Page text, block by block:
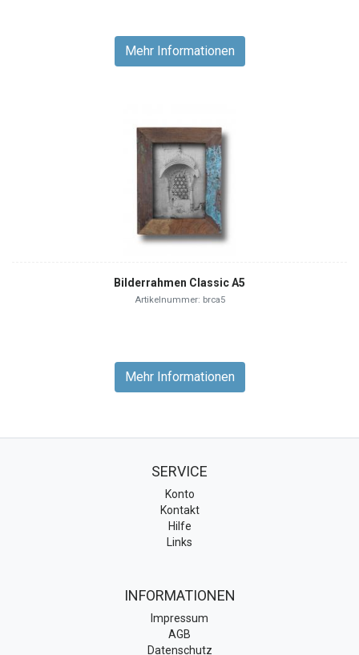
Mehr Informationen
Bilderrahmen Classic A5
Artikelnummer: brca5
Mehr Informationen
SERVICE
Konto
Kontakt
Hilfe
Links
INFORMATIONEN
Impressum
AGB
Datenschutz